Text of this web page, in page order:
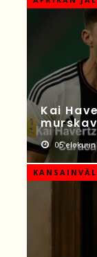
Kai
05 elokuun